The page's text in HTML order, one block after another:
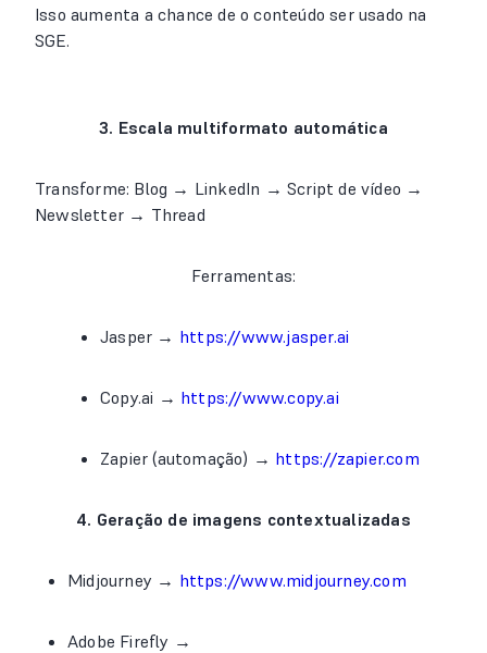
Isso aumenta a chance de o conteúdo ser usado na
SGE.
3. Escala multiformato automática
Transforme: Blog → LinkedIn → Script de vídeo →
Newsletter → Thread
Ferramentas:
Jasper → https://www.jasper.ai
Copy.ai → https://www.copy.ai
Zapier (automação) → https://zapier.com
4. Geração de imagens contextualizadas
Midjourney → https://www.midjourney.com
Adobe Firefly →